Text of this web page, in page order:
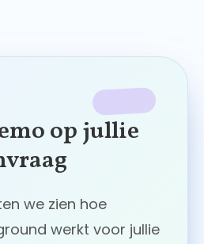
op jullie
we zien hoe
werkt voor jullie